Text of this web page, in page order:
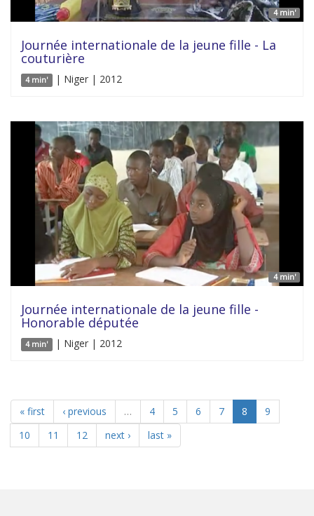
4 min'
Journée internationale de la jeune fille - La
couturière
4 min' | Niger | 2012
4 min'
Journée internationale de la jeune fille -
Honorable députée
4 min' | Niger | 2012
« first ‹ previous … 4 5 6 7 8
9
10
11 12 next › last »